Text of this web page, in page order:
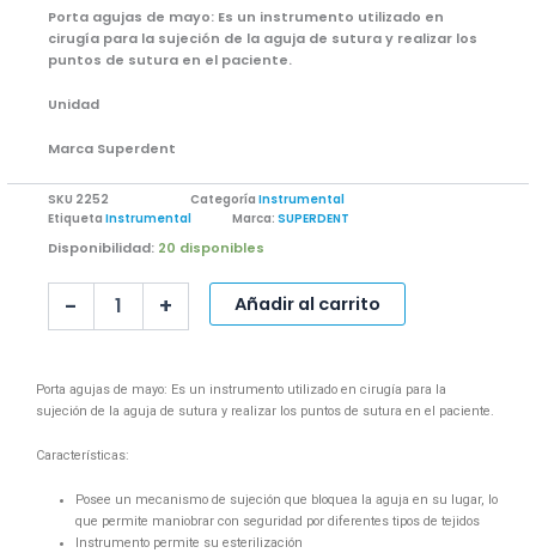
Porta agujas de mayo: Es un instrumento utilizado en
cirugía para la sujeción de la aguja de sutura y realizar los
puntos de sutura en el paciente.
Unidad
Marca Superdent
SKU 2252 Categoría Instrumental
Etiqueta Instrumental Marca: SUPERDENT
Disponibilidad: 20 disponibles
-
PORTAGUJAS
cantidad
+ Añadir al carrito
Porta agujas de mayo: Es un instrumento utilizado en cirugía para la
sujeción de la aguja de sutura y realizar los puntos de sutura en el paciente.
Características:
Posee un mecanismo de sujeción que bloquea la aguja en su lugar, lo
que permite maniobrar con seguridad por diferentes tipos de tejidos
Instrumento permite su esterilización